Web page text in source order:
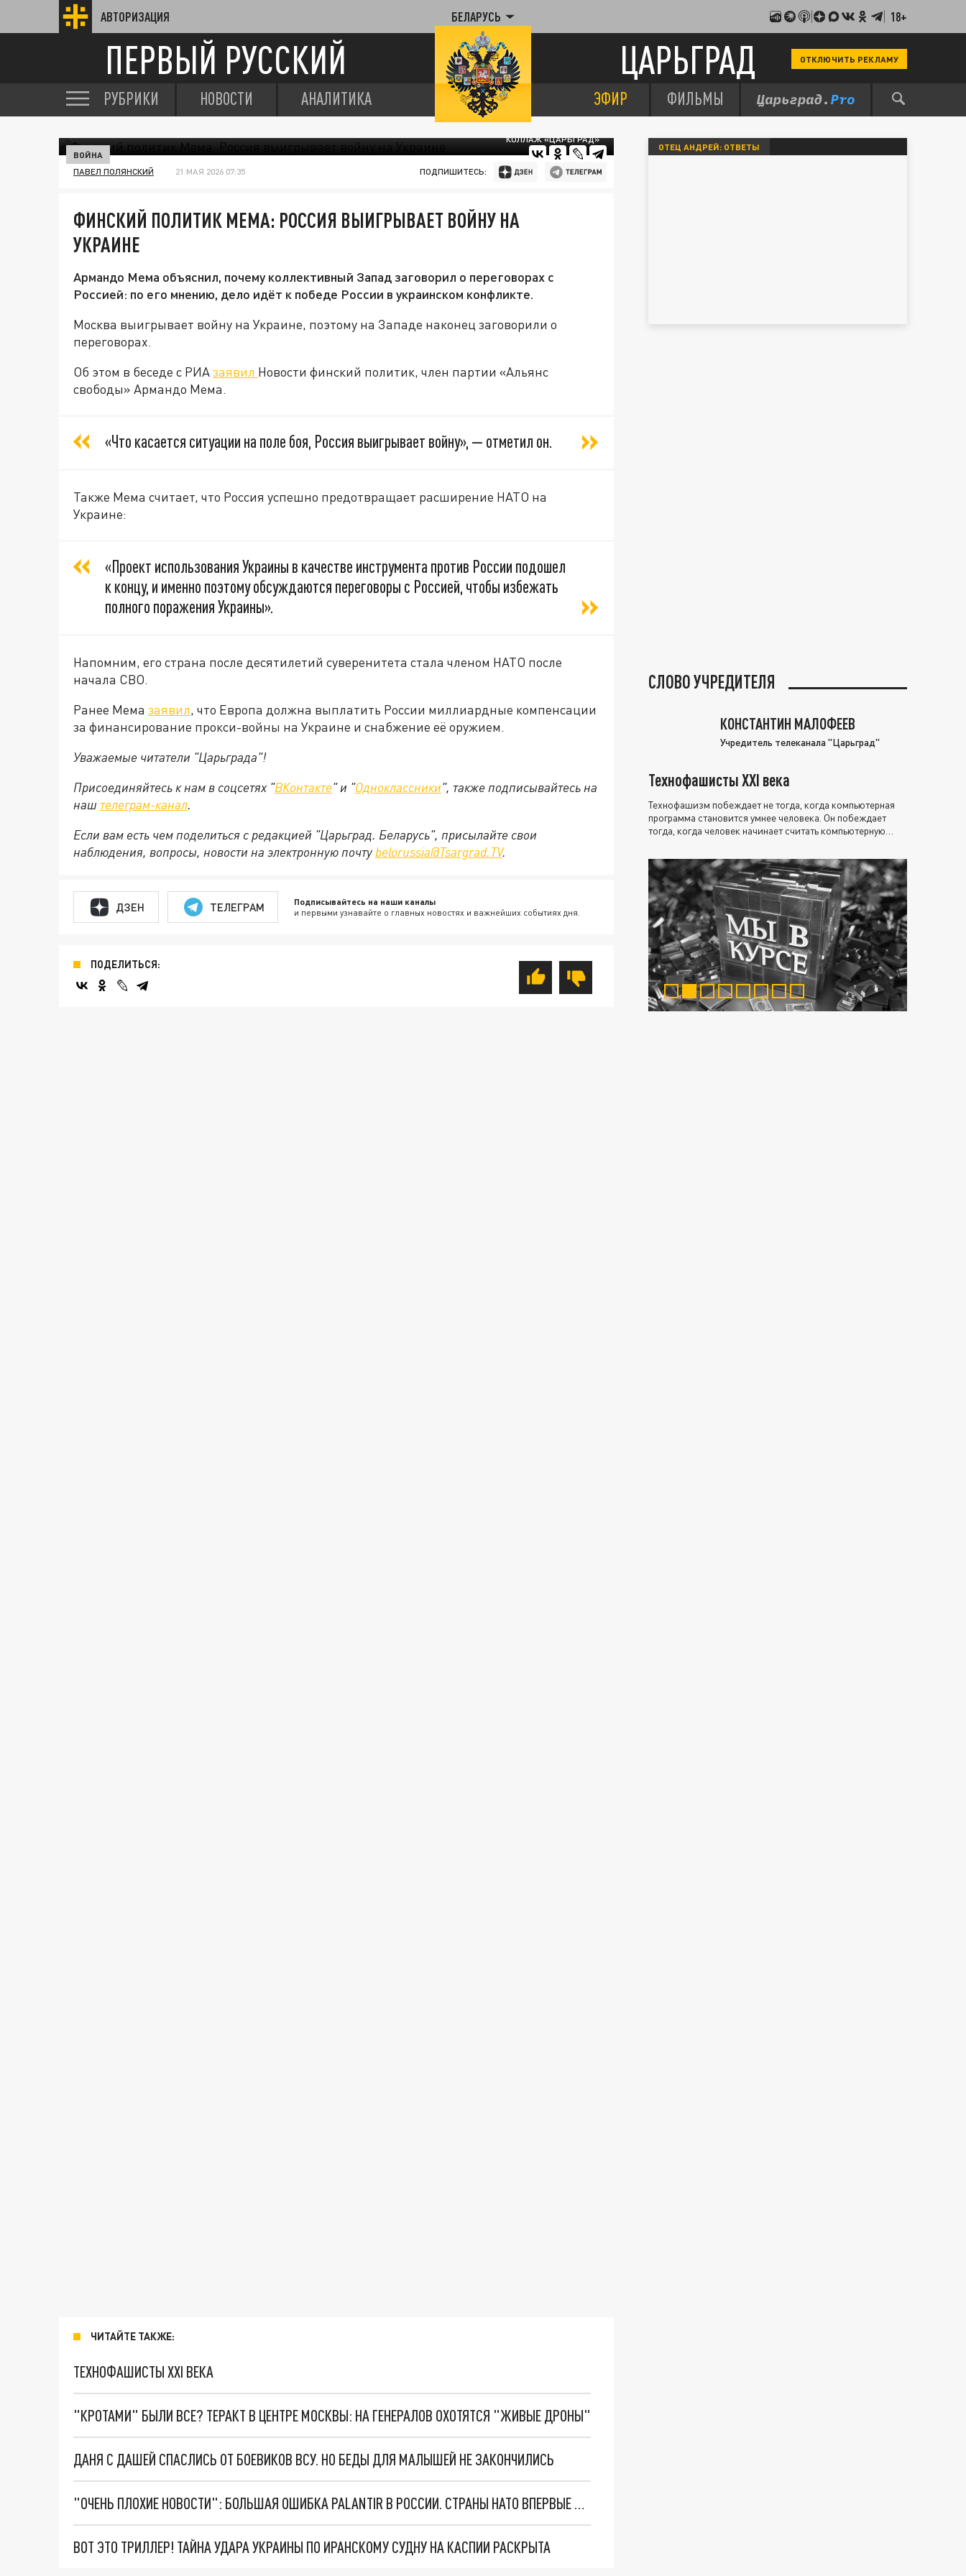
АВТОРИЗАЦИЯ БЕЛАРУСЬ 18+
ПЕРВЫЙ РУССКИЙ ЦАРЬГРАД ОТКЛЮЧИТЬ РЕКЛАМУ
РУБРИКИ НОВОСТИ АНАЛИТИКА ЭФИР ФИЛЬМЫ
КОЛЛАЖ «ЦАРЬГРАД»
ВОЙНА
ПАВЕЛ ПОЛЯНСКИЙ 21 МАЯ 2026 07:35 ПОДПИШИТЕСЬ:
ФИНСКИЙ ПОЛИТИК МЕМА: РОССИЯ ВЫИГРЫВАЕТ ВОЙНУ НА
УКРАИНЕ
Армандо Мема объяснил, почему коллективный Запад заговорил о переговорах с
Россией: по его мнению, дело идёт к победе России в украинском конфликте.
Москва выигрывает войну на Украине, поэтому на Западе наконец заговорили о
переговорах.
Об этом в беседе с РИАзаявил Новости финский политик, член партии «Альянс
свободы» Армандо Мема.
«Что касается ситуации на поле боя, Россия выигрывает войну», — отметил он.
Также Мема считает, что Россия успешно предотвращает расширение НАТО на
Украине:
«Проект использования Украины в качестве инструмента против России подошел
к концу, и именно поэтому обсуждаются переговоры с Россией, чтобы избежать
полного поражения Украины».
Напомним, его страна после десятилетий суверенитета стала членом НАТО после
начала СВО.
Ранее Мема заявил, что Европа должна выплатить России миллиардные компенсации
за финансирование прокси-войны на Украине и снабжение её оружием.
Уважаемые читатели "Царьграда"!
Присоединяйтесь к нам в соцсетях "ВКонтакте" и "Одноклассники", также подписывайтесь на
наш телеграм-канал.
Если вам есть чем поделиться с редакцией "Царьград. Беларусь", присылайте свои
наблюдения, вопросы, новости на электронную почту belorussia@Tsargrad.TV.
ДЗЕН ТЕЛЕГРАМ Подписывайтесь на наши каналы
и первыми узнавайте о главных новостях и важнейших событиях дня.
ПОДЕЛИТЬСЯ:
ЧИТАЙТЕ ТАКЖЕ:
ТЕХНОФАШИСТЫ XXI ВЕКА
"КРОТАМИ" БЫЛИ ВСЕ? ТЕРАКТ В ЦЕНТРЕ МОСКВЫ: НА ГЕНЕРАЛОВ ОХОТЯТСЯ "ЖИВЫЕ ДРОНЫ"
ДАНЯ С ДАШЕЙ СПАСЛИСЬ ОТ БОЕВИКОВ ВСУ. НО БЕДЫ ДЛЯ МАЛЫШЕЙ НЕ ЗАКОНЧИЛИСЬ
"ОЧЕНЬ ПЛОХИЕ НОВОСТИ": БОЛЬШАЯ ОШИБКА PALANTIR В РОССИИ. СТРАНЫ НАТО ВПЕРВЫЕ ЗА СВО ОСТАНОВИЛИ ПОСТАВКИ ОРУЖИЯ. ВСУ ТЕРЯЮТ ПРИГРАНИЧЬЕ?
ВОТ ЭТО ТРИЛЛЕР! ТАЙНА УДАРА УКРАИНЫ ПО ИРАНСКОМУ СУДНУ НА КАСПИИ РАСКРЫТА
ОТЕЦ АНДРЕЙ: ОТВЕТЫ
СЛОВО УЧРЕДИТЕЛЯ
КОНСТАНТИН МАЛОФЕЕВ
Учредитель телеканала "Царьград"
Технофашисты XXI века
Технофашизм побеждает не тогда, когда компьютерная
программа становится умнее человека. Он побеждает
тогда, когда человек начинает считать компьютерную